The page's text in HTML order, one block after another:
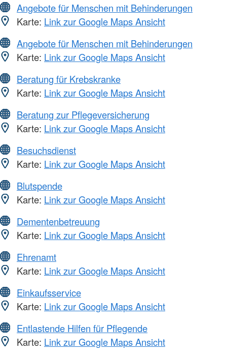
Angebote für Menschen mit Behinderungen
Karte: Link zur Google Maps Ansicht
Angebote für Menschen mit Behinderungen
Karte: Link zur Google Maps Ansicht
Beratung für Krebskranke
Karte: Link zur Google Maps Ansicht
Beratung zur Pflegeversicherung
Karte: Link zur Google Maps Ansicht
Besuchsdienst
Karte: Link zur Google Maps Ansicht
Blutspende
Karte: Link zur Google Maps Ansicht
Dementenbetreuung
Karte: Link zur Google Maps Ansicht
Ehrenamt
Karte: Link zur Google Maps Ansicht
Einkaufsservice
Karte: Link zur Google Maps Ansicht
Entlastende Hilfen für Pflegende
Karte: Link zur Google Maps Ansicht